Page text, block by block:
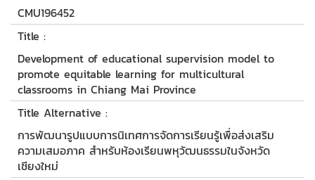
CMU196452
Title :
Development of educational supervision model to
promote equitable learning for multicultural
classrooms in Chiang Mai Province
Title Alternative :
การพัฒนารูปแบบการนิเทศการจัดการเรียนรู้เพื่อส่งเสริม
ความเสมอภาค สำหรับห้องเรียนพหุวัฒนธรรมในจังหวัด
เชียงใหม่